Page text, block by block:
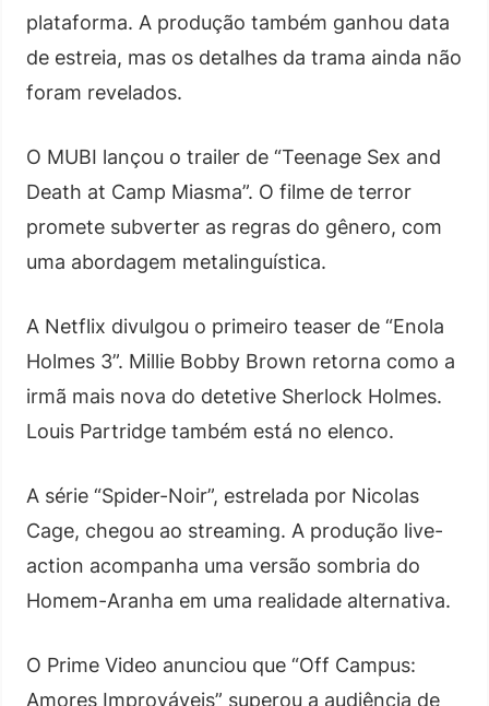
plataforma. A produção também ganhou data
de estreia, mas os detalhes da trama ainda não
foram revelados.
O MUBI lançou o trailer de “Teenage Sex and
Death at Camp Miasma”. O filme de terror
promete subverter as regras do gênero, com
uma abordagem metalinguística.
A Netflix divulgou o primeiro teaser de “Enola
Holmes 3”. Millie Bobby Brown retorna como a
irmã mais nova do detetive Sherlock Holmes.
Louis Partridge também está no elenco.
A série “Spider-Noir”, estrelada por Nicolas
Cage, chegou ao streaming. A produção live-
action acompanha uma versão sombria do
Homem-Aranha em uma realidade alternativa.
O Prime Video anunciou que “Off Campus:
Amores Improváveis” superou a audiência de